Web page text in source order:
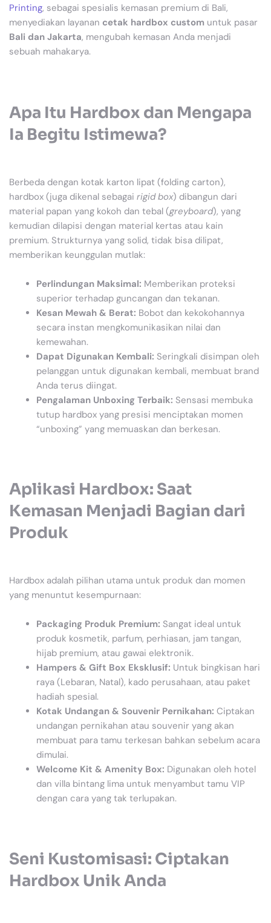
Printing, sebagai spesialis kemasan premium di Bali,
menyediakan layanan cetak hardbox custom untuk pasar
Bali dan Jakarta, mengubah kemasan Anda menjadi
sebuah mahakarya.
Apa Itu Hardbox dan Mengapa
Ia Begitu Istimewa?
Berbeda dengan kotak karton lipat (folding carton),
hardbox (juga dikenal sebagai rigid box) dibangun dari
material papan yang kokoh dan tebal (greyboard), yang
kemudian dilapisi dengan material kertas atau kain
premium. Strukturnya yang solid, tidak bisa dilipat,
memberikan keunggulan mutlak:
Perlindungan Maksimal: Memberikan proteksi
superior terhadap guncangan dan tekanan.
Kesan Mewah & Berat: Bobot dan kekokohannya
secara instan mengkomunikasikan nilai dan
kemewahan.
Dapat Digunakan Kembali: Seringkali disimpan oleh
pelanggan untuk digunakan kembali, membuat brand
Anda terus diingat.
Pengalaman Unboxing Terbaik: Sensasi membuka
tutup hardbox yang presisi menciptakan momen
“unboxing” yang memuaskan dan berkesan.
Aplikasi Hardbox: Saat
Kemasan Menjadi Bagian dari
Produk
Hardbox adalah pilihan utama untuk produk dan momen
yang menuntut kesempurnaan:
Packaging Produk Premium: Sangat ideal untuk
produk kosmetik, parfum, perhiasan, jam tangan,
hijab premium, atau gawai elektronik.
Hampers & Gift Box Eksklusif: Untuk bingkisan hari
raya (Lebaran, Natal), kado perusahaan, atau paket
hadiah spesial.
Kotak Undangan & Souvenir Pernikahan: Ciptakan
undangan pernikahan atau souvenir yang akan
membuat para tamu terkesan bahkan sebelum acara
dimulai.
Welcome Kit & Amenity Box: Digunakan oleh hotel
dan villa bintang lima untuk menyambut tamu VIP
dengan cara yang tak terlupakan.
Seni Kustomisasi: Ciptakan
Hardbox Unik Anda